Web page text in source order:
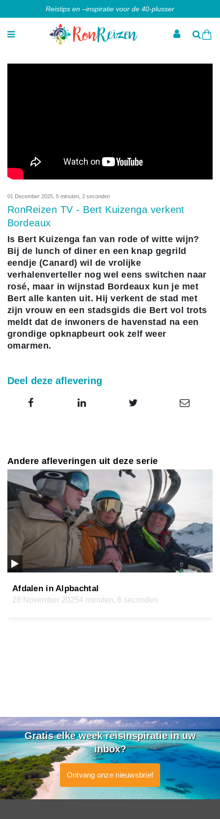
Reistips en –inspiratie voor de 40-plusser
01 December 2025 5 minuten, 2 seconden
RonReizen TV - Bert Kuizenga verkent
Bordeaux
Is Bert Kuizenga fan van rode of witte wijn?
Bij de lunch of diner en een knap gegrild
eendje (Canard) wil de vrolijke
verhalenverteller nog wel eens switchen naar
rosé, maar in wijnstad Bordeaux kun je met
Bert alle kanten uit. Hij verkent de stad met
zijn vrouw en een stadsgids die Bert vol trots
meldt dat de inwoners de havenstad na een
grondige opknapbeurt ook zelf weer
omarmen.
Deel deze aflevering
Andere afleveringen uit deze serie
Afdalen in Alpbachtal
28 November 20254 minuten, 6 seconden
Gratis elke week reisinspiratie in uw
inbox?
Ontvang onze nieuwsbrief